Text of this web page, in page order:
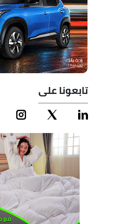
تابعونا على